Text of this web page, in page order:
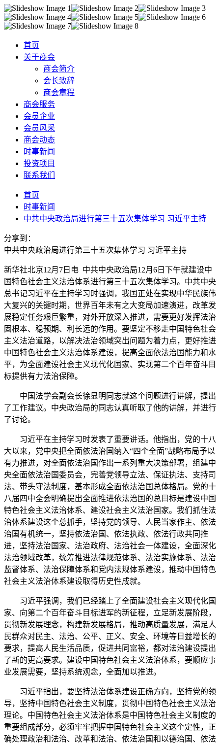
首页
关于商会
商会简介
会长致辞
商会章程
商会服务
会员企业
会员风采
商会动态
时事新闻
投资项目
联系我们
首页
时事新闻
中共中央政治局进行第三十五次集体学习 习近平主持
分享到：
中共中央政治局进行第三十五次集体学习 习近平主持
新华社北京12月7日电 中共中央政治局12月6日下午就建设中
国特色社会主义法治体系进行第三十五次集体学习。中共中央
总书记习近平在主持学习时强调，我国正处在实现中华民族伟
大复兴的关键时期，世界百年未有之大变局加速演进，改革发
展稳定任务艰巨繁重，对外开放深入推进，需要更好发挥法治
固根本、稳预期、利长远的作用。要坚定不移走中国特色社会
主义法治道路，以解决法治领域突出问题为着力点，更好推进
中国特色社会主义法治体系建设，提高全面依法治国能力和水
平，为全面建设社会主义现代化国家、实现第二个百年奋斗目
标提供有力法治保障。
中国法学会副会长徐显明同志就这个问题进行讲解，提出
了工作建议。中央政治局的同志认真听取了他的讲解，并进行
了讨论。
习近平在主持学习时发表了重要讲话。他指出，党的十八
大以来，党中央把全面依法治国纳入“四个全面”战略布局予以
有力推进，对全面依法治国作出一系列重大决策部署，组建中
央全面依法治国委员会，完善党领导立法、保证执法、支持司
法、带头守法制度，基本形成全面依法治国总体格局。党的十
八届四中全会明确提出全面推进依法治国的总目标是建设中国
特色社会主义法治体系、建设社会主义法治国家。我们抓住法
治体系建设这个总抓手，坚持党的领导、人民当家作主、依法
治国有机统一，坚持依法治国、依法执政、依法行政共同推
进，坚持法治国家、法治政府、法治社会一体建设，全面深化
法治领域改革，统筹推进法律规范体系、法治实施体系、法治
监督体系、法治保障体系和党内法规体系建设，推动中国特色
社会主义法治体系建设取得历史性成就。
习近平强调，我们已经踏上了全面建设社会主义现代化国
家、向第二个百年奋斗目标进军的新征程，立足新发展阶段，
贯彻新发展理念，构建新发展格局，推动高质量发展，满足人
民群众对民主、法治、公平、正义、安全、环境等日益增长的
要求，提高人民生活品质，促进共同富裕，都对法治建设提出
了新的更高要求。建设中国特色社会主义法治体系，要顺应事
业发展需要，坚持系统观念，全面加以推进。
习近平指出，要坚持法治体系建设正确方向，坚持党的领
导，坚持中国特色社会主义制度，贯彻中国特色社会主义法治
理论。中国特色社会主义法治体系是中国特色社会主义制度的
重要组成部分，必须牢牢把握中国特色社会主义这个定性，正
确处理政治和法治、改革和法治、依法治国和以德治国、依法